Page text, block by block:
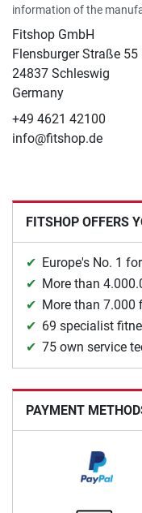
information of the
Fitshop GmbH
Flensburger Straße 55
24837 Schleswig
Germany
+49 4621 42100
info@fitshop.de
FITSHOP OFFERS
Europe's No. 1
More than
More than 7.000
69 specialist
75 own service
PAYMENT